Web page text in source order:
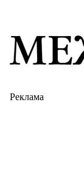
Реклама